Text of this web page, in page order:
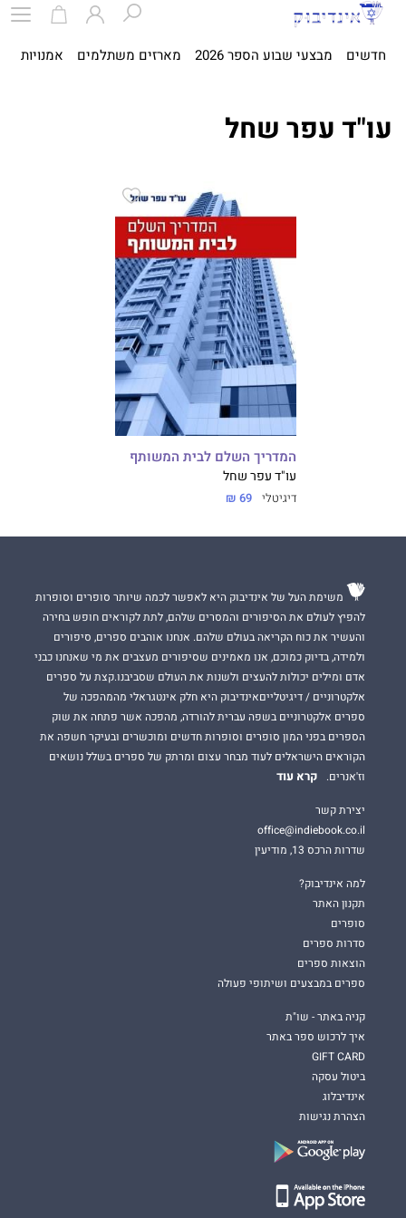
חדשים מבצעי שבוע הספר 2026 מארזים משתלמים אמנויות
עו"ד עפר שחל
המדריך השלם לבית המשותף
עו"ד עפר שחל
דיגיטלי 69 ₪
משימת העל של אינדיבוק היא לאפשר לכמה שיותר סופרים וסופרות
להפיץ לעולם את הסיפורים והמסרים שלהם, לתת לקוראים חופש בחירה
והעשיר את כוח הקריאה בעולם שלהם. אנחנו אוהבים ספרים, סיפורים
ולמידה, בדיוק כמוכם, אנו מאמינים שסיפורים מעצבים את מי שאנחנו כבני
אדם ומילים יכולות להעצים ולשנות את העולם שסביבנו.קצת על ספרים
אלקטרוניים / דיגיטלייםאינדיבוק היא חלק אינטגראלי מהמהפכה של
ספרים אלקטרוניים בשפה עברית להורדה, מהפכה אשר פתחה את שוק
הספרים בפני המון סופרים וסופרות חדשים ומוכשרים ובעיקר חשפה את
הקוראים הישראלים לעוד מבחר עצום ומרתק של ספרים בשלל נושאים
וז'אנרים.
קרא עוד
יצירת קשר
office@indiebook.co.il
שדרות הרכס 13, מודיעין
למה אינדיבוק?
תקנון האתר
סופרים
סדרות ספרים
הוצאות ספרים
ספרים במבצעים ושיתופי פעולה
קניה באתר - שו"ת
איך לרכוש ספר באתר
GIFT CARD
ביטול עסקה
אינדיבלוג
הצהרת נגישות